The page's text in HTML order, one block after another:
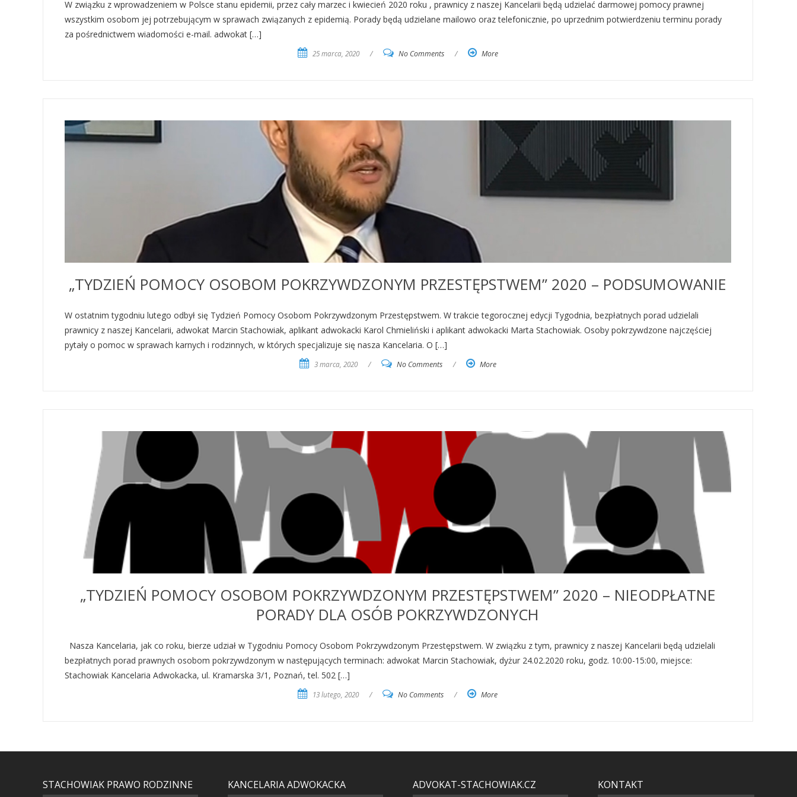
W związku z wprowadzeniem w Polsce stanu epidemii, przez cały marzec i kwiecień 2020 roku , prawnicy z naszej Kancelarii będą udzielać darmowej pomocy prawnej
wszystkim osobom jej potrzebującym w sprawach związanych z epidemią. Porady będą udzielane mailowo oraz telefonicznie, po uprzednim potwierdzeniu terminu porady
za pośrednictwem wiadomości e-mail. adwokat […]
25 marca, 2020 / No Comments / More
„TYDZIEŃ POMOCY OSOBOM POKRZYWDZONYM PRZESTĘPSTWEM” 2020 – PODSUMOWANIE
W ostatnim tygodniu lutego odbył się Tydzień Pomocy Osobom Pokrzywdzonym Przestępstwem. W trakcie tegorocznej edycji Tygodnia, bezpłatnych porad udzielali
prawnicy z naszej Kancelarii, adwokat Marcin Stachowiak, aplikant adwokacki Karol Chmieliński i aplikant adwokacki Marta Stachowiak. Osoby pokrzywdzone najczęściej
pytały o pomoc w sprawach karnych i rodzinnych, w których specjalizuje się nasza Kancelaria. O […]
3 marca, 2020 / No Comments / More
„TYDZIEŃ POMOCY OSOBOM POKRZYWDZONYM PRZESTĘPSTWEM” 2020 – NIEODPŁATNE
PORADY DLA OSÓB POKRZYWDZONYCH
Nasza Kancelaria, jak co roku, bierze udział w Tygodniu Pomocy Osobom Pokrzywdzonym Przestępstwem. W związku z tym, prawnicy z naszej Kancelarii będą udzielali
bezpłatnych porad prawnych osobom pokrzywdzonym w następujących terminach: adwokat Marcin Stachowiak, dyżur 24.02.2020 roku, godz. 10:00-15:00, miejsce:
Stachowiak Kancelaria Adwokacka, ul. Kramarska 3/1, Poznań, tel. 502 […]
13 lutego, 2020 / No Comments / More
STACHOWIAK PRAWO RODZINNE KANCELARIA ADWOKACKA ADVOKAT-STACHOWIAK.CZ KONTAKT